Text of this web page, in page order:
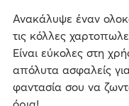
Ανακάλυψε έναν
τις κόλλες
Είναι εύκολες στη
απόλυτα ασφαλείς
φαντασία σου να